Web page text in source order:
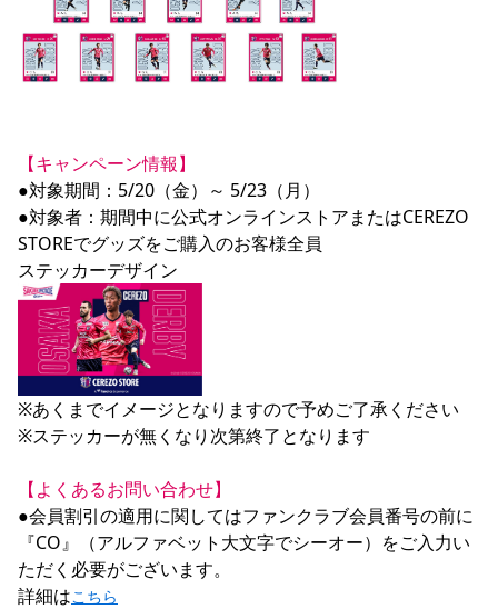
【キャンペーン情報】
●対象期間：5/20（金）～ 5/23（月）
●対象者：期間中に公式オンラインストアまたはCEREZO
STOREでグッズをご購入のお客様全員
※あくまでイメージとなりますので予めご了承ください
※ステッカーが無くなり次第終了となります
【よくあるお問い合わせ】
●会員割引の適用に関してはファンクラブ会員番号の前に
『CO』（アルファベット大文字でシーオー）をご入力い
ただく必要がございます。
詳細はこちら